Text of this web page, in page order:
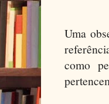
Uma
como